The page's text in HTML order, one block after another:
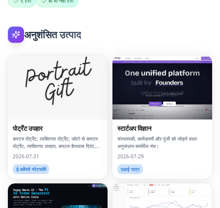
अनुशंसित उत्पाद
पोर्ट्रेट उपहार
कस्टम पोर्ट्रेट, व्यक्तिगत पोर्ट्रेट, फोटो से कस्टम
पोर्ट्रेट, व्यक्तिगत उपहार, कस्टम कैनवास प्रिंट,
फोटो से पोर्ट्रेट, कस्टम दीवार कला, व्यक्तिगत दीवार
2026-07-31
ई-कॉमर्स प्लेटफॉर्म
स्टार्टअप विज्ञान
संस्थापकों, कार्यक्रमों और पूंजी को जोड़ने वाला
अनुसंधान-समर्थित मंच।
2026-07-29
एआई पात्र